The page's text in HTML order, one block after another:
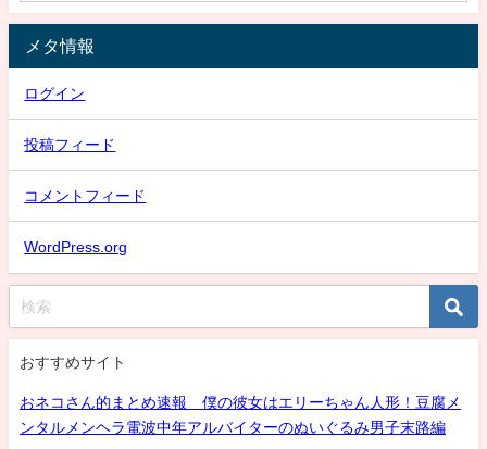
メタ情報
ログイン
投稿フィード
コメントフィード
WordPress.org
おすすめサイト
おネコさん的まとめ速報 僕の彼女はエリーちゃん人形！豆腐メ
ンタルメンヘラ電波中年アルバイターのぬいぐるみ男子末路編